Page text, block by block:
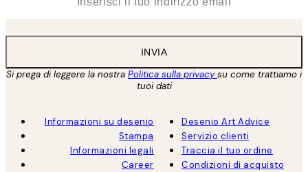
INVIA
Si prega di leggere la nostra Politica sulla privacysu come trattiamo i
tuoi dati
Informazioni su desenio
Stampa
Informazioni legali
Career
Desenio Art Advice
Servizio clienti
Traccia il tuo ordine
Condizioni di acquisto